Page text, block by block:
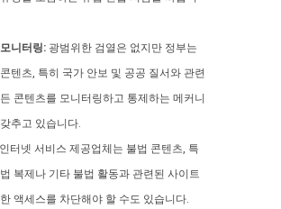
니터링: 광범위한 검열은 없지만 정부는
텐츠, 특히 국가 안보 및 공공 질서와 관련
콘텐츠를 모니터링하고 통제하는 메커니
추고 있습니다.
인터넷 서비스 제공업체는 불법 콘텐츠, 특
복제나 기타 불법 활동과 관련된 사이트
액세스를 차단해야 할 수도 있습니다.